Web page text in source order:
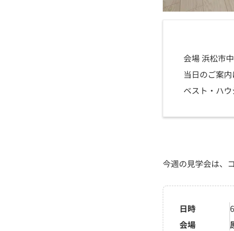
会場 浜松市
当日のご案
ベスト・ハ
今週の見学会は、
日時
会場